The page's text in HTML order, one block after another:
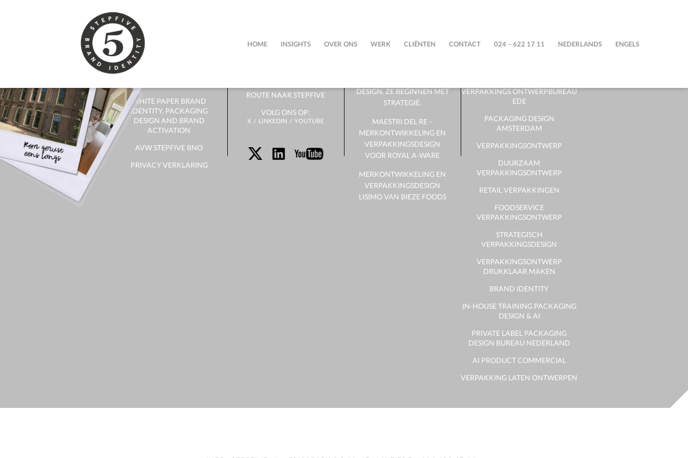
HOME INSIGHTS OVER ONS WERK CLIËNTEN CONTACT 024 – 622 17 11 NEDERLANDS ENGELS
CONTACT
CONTACT OPNEMEN
WHITE PAPER BRAND
IDENTITY, PACKAGING
DESIGN AND BRAND
ACTIVATION
AVW STEPFIVE BNO
PRIVACY VERKLARING
ONS
ROUTE NAAR STEPFIVE
VOLG ONS OP:
X LINKEDIN YOUTUBE
DESIGN. ZE BEGINNEN MET
STRATEGIE.
MAESTRI DEL RE –
MERKONTWIKKELING EN
VERPAKKINGSDESIGN
VOOR ROYAL A-WARE
MERKONTWIKKELING EN
VERPAKKINGSDESIGN
LISIMO VAN BIEZE FOODS
VERPAKKINGS ONTWERPBUREAU
EDE
PACKAGING DESIGN
AMSTERDAM
VERPAKKINGSONTWERP
DUURZAAM
VERPAKKINGSONTWERP
RETAIL VERPAKKINGEN
FOODSERVICE
VERPAKKINGSONTWERP
STRATEGISCH
VERPAKKINGSDESIGN
VERPAKKINGSONTWERP
DRUKKLAAR MAKEN
BRAND IDENTITY
IN-HOUSE TRAINING PACKAGING
DESIGN & AI
PRIVATE LABEL PACKAGING
DESIGN BUREAU NEDERLAND
AI PRODUCT COMMERCIAL
VERPAKKING LATEN ONTWERPEN